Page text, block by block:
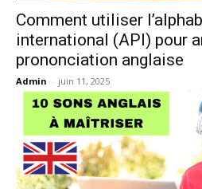
Comment utiliser
international (API) pour
prononciation anglaise
Admin - juin 11, 2025